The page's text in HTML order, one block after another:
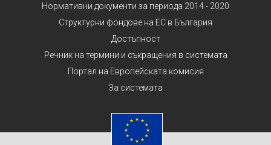
Нормативни документи за периода 2014 - 2020
Структурни фондове на ЕС в България
Достъпност
Речник на термини и съкращения в системата
Портал на Европейската комисия
За системата